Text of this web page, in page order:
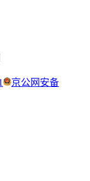
京公网安备